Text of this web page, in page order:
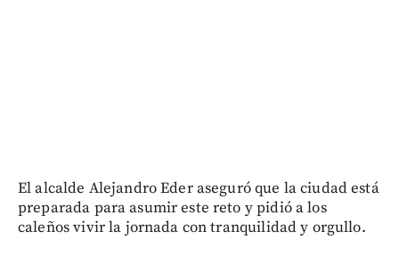
El alcalde Alejandro Eder aseguró que la ciudad está
preparada para asumir este reto y pidió a los
caleños vivir la jornada con tranquilidad y orgullo.